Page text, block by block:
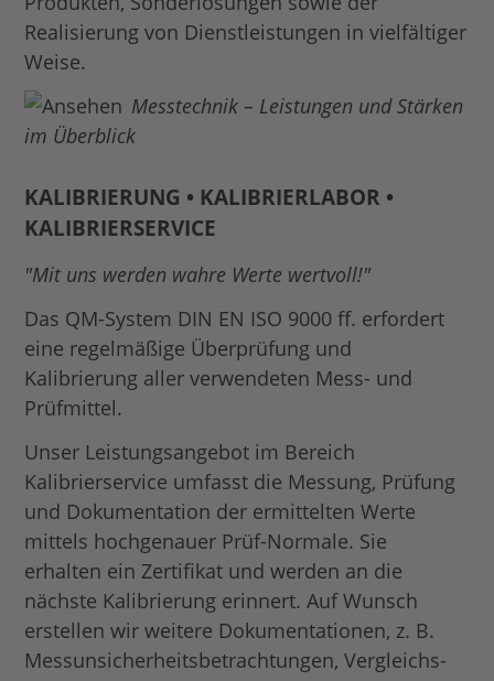
Realisierung von Dienstleistungen in vielfältiger
Weise.
Messtechnik – Leistungen und Stärken
im Überblick
KALIBRIERUNG • KALIBRIERLABOR •
KALIBRIERSERVICE
"Mit uns werden wahre Werte wertvoll!"
Das QM-System DIN EN ISO 9000 ff. erfordert
eine regelmäßige Überprüfung und
Kalibrierung aller verwendeten Mess- und
Prüfmittel.
Unser Leistungsangebot im Bereich
Kalibrierservice umfasst die Messung, Prüfung
und Dokumentation der ermittelten Werte
mittels hochgenauer Prüf-Normale. Sie
erhalten ein Zertifikat und werden an die
nächste Kalibrierung erinnert. Auf Wunsch
erstellen wir weitere Dokumentationen, z. B.
Mess­unsicherheits­betrachtungen, Vergleichs­